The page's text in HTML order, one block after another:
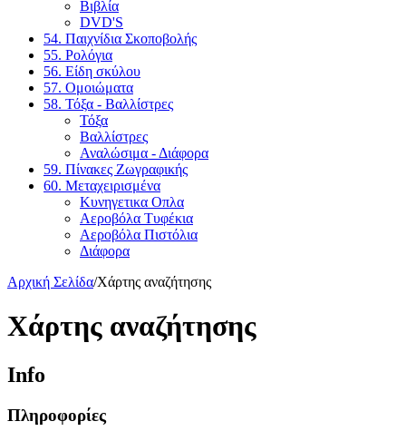
Βιβλία
DVD'S
54. Παιχνίδια Σκοποβολής
55. Ρολόγια
56. Είδη σκύλου
57. Ομοιώματα
58. Τόξα - Βαλλίστρες
Τόξα
Βαλλίστρες
Αναλώσιμα - Διάφορα
59. Πίνακες Ζωγραφικής
60. Μεταχειρισμένα
Κυνηγετικα Οπλα
Αεροβόλα Τυφέκια
Αεροβόλα Πιστόλια
Διάφορα
Αρχική Σελίδα/Χάρτης αναζήτησης
Χάρτης αναζήτησης
Ιnfo
Πληροφορίες